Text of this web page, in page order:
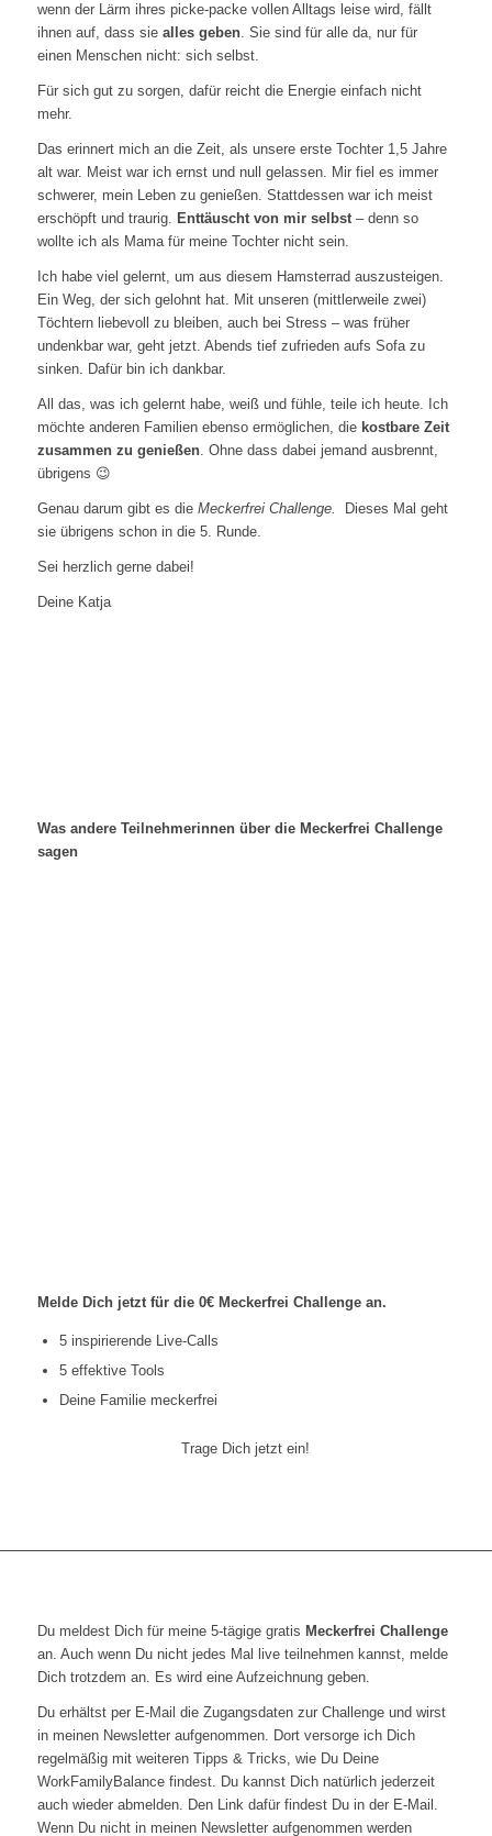
wenn der Lärm ihres picke-packe vollen Alltags leise wird, fällt
ihnen auf, dass sie alles geben. Sie sind für alle da, nur für
einen Menschen nicht: sich selbst.
Für sich gut zu sorgen, dafür reicht die Energie einfach nicht
mehr.
Das erinnert mich an die Zeit, als unsere erste Tochter 1,5 Jahre
alt war. Meist war ich ernst und null gelassen. Mir fiel es immer
schwerer, mein Leben zu genießen. Stattdessen war ich meist
erschöpft und traurig. Enttäuscht von mir selbst– denn so
wollte ich als Mama für meine Tochter nicht sein.
Ich habe viel gelernt, um aus diesem Hamsterrad auszusteigen.
Ein Weg, der sich gelohnt hat. Mit unseren (mittlerweile zwei)
Töchtern liebevoll zu bleiben, auch bei Stress – was früher
undenkbar war, geht jetzt. Abends tief zufrieden aufs Sofa zu
sinken. Dafür bin ich dankbar.
All das, was ich gelernt habe, weiß und fühle, teile ich heute. Ich
möchte anderen Familien ebenso ermöglichen, die kostbare Zeit
zusammen zu genießen. Ohne dass dabei jemand ausbrennt,
übrigens 😉
Genau darum gibt es die Meckerfrei Challenge.
Dieses Mal geht
sie übrigens schon in die 5. Runde.
Sei herzlich gerne dabei!
Deine Katja
Was andere Teilnehmerinnen über die Meckerfrei Challenge
sagen
Melde Dich jetzt für die 0€ Meckerfrei Challenge an.
5 inspirierende Live-Calls
5 effektive Tools
Deine Familie meckerfrei
Trage Dich jetzt ein!
Du meldest Dich für meine 5-tägige gratis Meckerfrei Challenge
an. Auch wenn Du nicht jedes Mal live teilnehmen kannst, melde
Dich trotzdem an. Es wird eine Aufzeichnung geben.
Du erhältst per E-Mail die Zugangsdaten zur Challenge und wirst
in meinen Newsletter aufgenommen. Dort versorge ich Dich
regelmäßig mit weiteren Tipps & Tricks, wie Du Deine
WorkFamilyBalance findest. Du kannst Dich natürlich jederzeit
auch wieder abmelden. Den Link dafür findest Du in der E-Mail.
Wenn Du nicht in meinen Newsletter aufgenommen werden